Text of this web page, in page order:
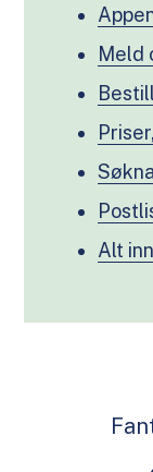
Meld
Alt